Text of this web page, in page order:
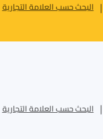
البحث حسب العلامة التجارية
البحث حسب العلامة التجارية